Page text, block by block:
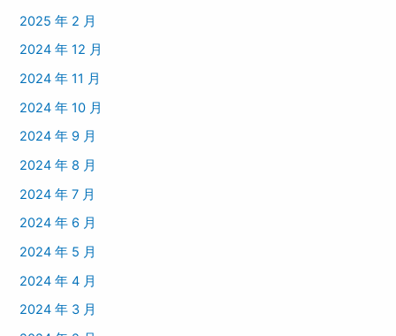
2025 年 2 月
2024 年 12 月
2024 年 11 月
2024 年 10 月
2024 年 9 月
2024 年 8 月
2024 年 7 月
2024 年 6 月
2024 年 5 月
2024 年 4 月
2024 年 3 月